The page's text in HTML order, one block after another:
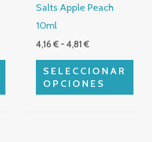
Salts Apple Peach
10ml
4,16€ - 4,81€
SELECCIONAR
OPCIONES
elegir
en
la
página
de